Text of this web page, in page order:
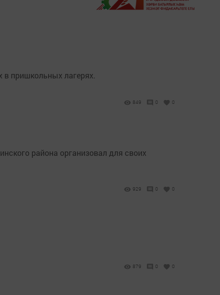
пришкольных лагерях.
849 0 0
района организовал для своих
929 0 0
879 0 0